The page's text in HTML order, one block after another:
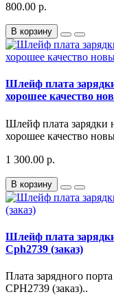
800.00 р.
В корзину
Шлейф плата
хорошее качество
Шлейф плата зарядки
хорошее качество
1 300.00 р.
В корзину
Шлейф плата
Cph2739 (заказ)
Плата зарядного
CPH2739 (заказ)..